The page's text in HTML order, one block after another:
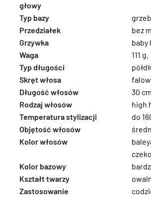
głowy
Typ bazy
Przedziałek
bez
Grzywka
baby
Waga
111 g.
Typ długości
Skręt włosa
Długość włosów
30 cm
Rodzaj włosów
high
Temperatura stylizacji
do
Objętość włosów
Kolor włosów
Kolor bazowy
Kształt twarzy
Zastosowanie